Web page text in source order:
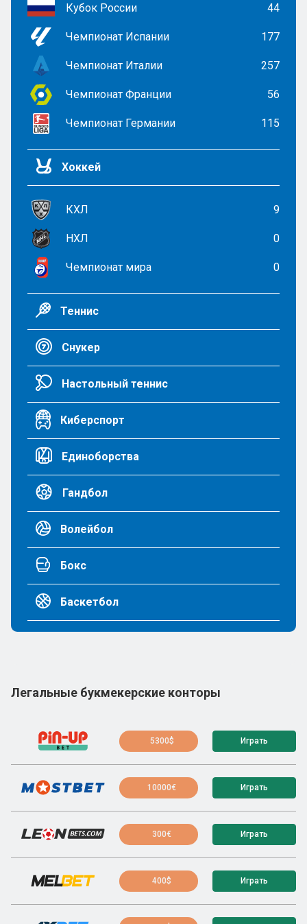
Кубок России 44
Чемпионат Испании 177
Чемпионат Италии 257
Чемпионат Франции 56
Чемпионат Германии 115
Хоккей
КХЛ 9
НХЛ 0
Чемпионат мира 0
Теннис
Снукер
Настольный теннис
Киберспорт
Единоборства
Гандбол
Волейбол
Бокс
Баскетбол
Легальные букмекерские конторы
5300$ Играть
10000€ Играть
300€ Играть
400$ Играть